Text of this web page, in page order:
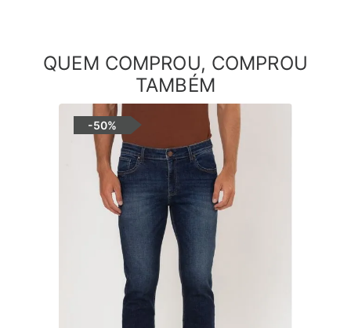
QUEM COMPROU, COMPROU
TAMBÉM
-50%